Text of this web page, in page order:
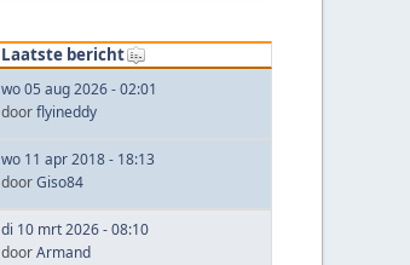
Laatste bericht
wo 05 aug 2026 - 02:01
doorflyineddy
wo 11 apr 2018 - 18:13
doorGiso84
di 10 mrt 2026 - 08:10
doorArmand